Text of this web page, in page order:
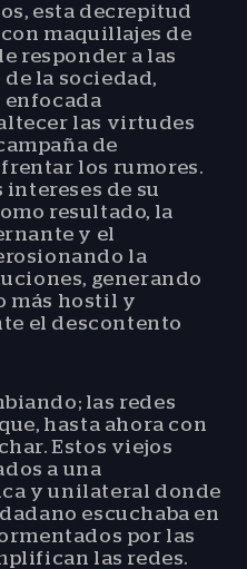
esta decrepitud
maquillajes de
responder a las
la sociedad,
enfocada
las virtudes
de
los rumores.
de su
resultado, la
y el
la
generando
más hostil y
el descontento
las redes
hasta ahora con
Estos viejos
a una
y unilateral donde
escuchaba en
por las
las redes.